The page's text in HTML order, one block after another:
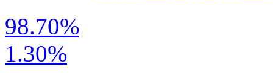
98.70%
1.30%